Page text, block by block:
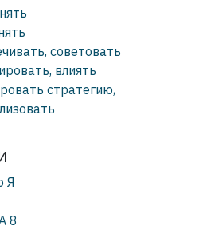
советовать
влиять
стратегию,
Я
8